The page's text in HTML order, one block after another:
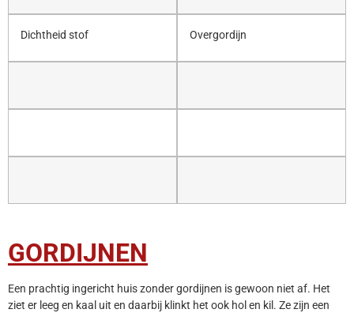
Dichtheid stof Overgordijn
GORDIJNEN
Een prachtig ingericht huis zonder gordijnen is gewoon niet af. Het
ziet er leeg en kaal uit en daarbij klinkt het ook hol en kil. Ze zijn een